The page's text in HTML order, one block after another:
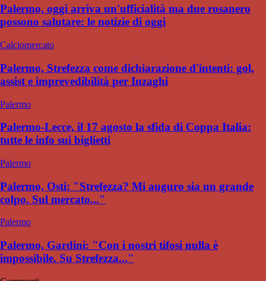
Palermo, oggi arriva un'ufficialità ma due rosanero
possono salutare: le notizie di oggi
Calciomercato
Palermo, Strefezza come dichiarazione d'intenti: gol,
assist e imprevedibilità per Inzaghi
Palermo
Palermo-Lecce, il 17 agosto la sfida di Coppa Italia:
tutte le info sui biglietti
Palermo
Palermo, Osti: "Strefezza? Mi auguro sia un grande
colpo. Sul mercato..."
Palermo
Palermo, Gardini: "Con i nostri tifosi nulla è
impossibile. Su Strefezza..."